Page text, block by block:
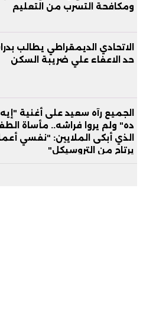
ومكافحة التسرب من التعليم
الاتحادي الديمقراطي يطالب
حد الاعفاء علي ضريبة السكن
الجميع رآه سعيد على أغنية "إيه
ده" ولم يروا فراشه.. مأساة
الذي أبكى الملايين: "نفسي
يرتاح من التروسيكل"